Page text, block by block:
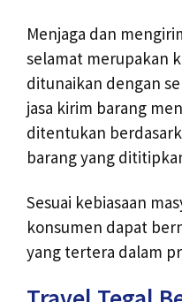
Menjaga dan
selamat merupakan
ditunaikan dengan
jasa kirim barang
ditentukan
barang yang
Sesuai kebiasaan
konsumen dapat
yang tertera dalam